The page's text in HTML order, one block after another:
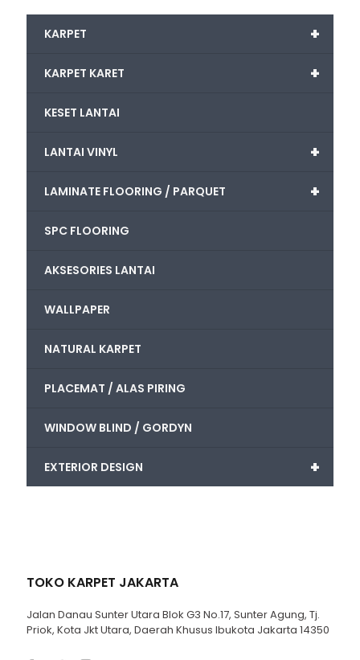
+
KARPET
+
KARPET KARET
KESET LANTAI
+
LANTAI VINYL
+
LAMINATE FLOORING / PARQUET
SPC FLOORING
AKSESORIES LANTAI
WALLPAPER
NATURAL KARPET
PLACEMAT / ALAS PIRING
WINDOW BLIND / GORDYN
+
EXTERIOR DESIGN
TOKO KARPET JAKARTA
Jalan Danau Sunter Utara Blok G3 No.17, Sunter Agung, Tj.
Priok, Kota Jkt Utara, Daerah Khusus Ibukota Jakarta 14350